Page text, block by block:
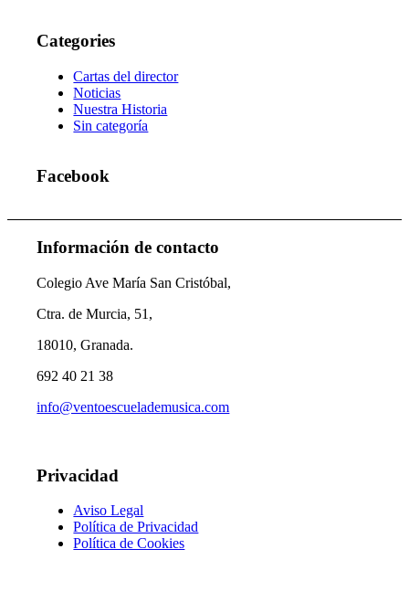
Categories
Cartas del director
Noticias
Nuestra Historia
Sin categoría
Facebook
Información de contacto
Colegio Ave María San Cristóbal,
Ctra. de Murcia, 51,
18010, Granada.
692 40 21 38
info@ventoescuelademusica.com
Privacidad
Aviso Legal
Política de Privacidad
Política de Cookies